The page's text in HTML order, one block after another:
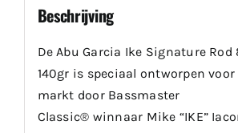
Beschrijving
De Abu Garcia Ike Signature Rod
140gr is speciaal ontworpen voor
markt door Bassmaster
Classic® winnaar Mike “IKE”